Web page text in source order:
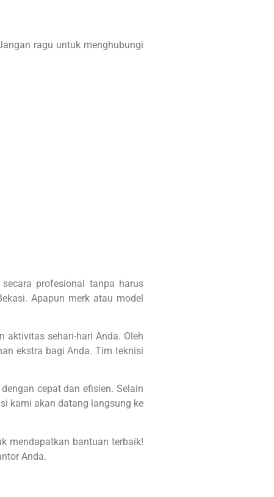
ragu untuk menghubungi
profesional tanpa harus
Apapun merk atau model
aktivitas sehari-hari Anda. Oleh
ekstra bagi Anda.Tim teknisi
cepat dan efisien. Selain
kami akan datang langsung ke
mendapatkan bantuan terbaik!
Anda.